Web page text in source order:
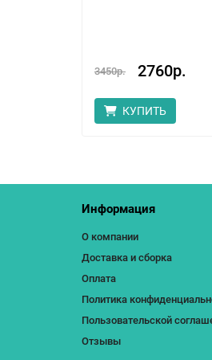
3450р. 2760р.
КУПИТЬ
Информация
О компании
Доставка и сборка
Оплата
Политика
Пользовательской
Отзывы